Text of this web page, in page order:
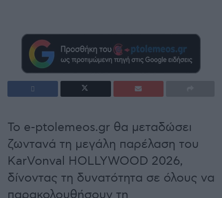
Το e-ptolemeos.gr θα μεταδώσει
ζωντανά τη μεγάλη παρέλαση του
KarVonval HOLLYWOOD 2026,
δίνοντας τη δυνατότητα σε όλους να
παρακολουθήσουν τη